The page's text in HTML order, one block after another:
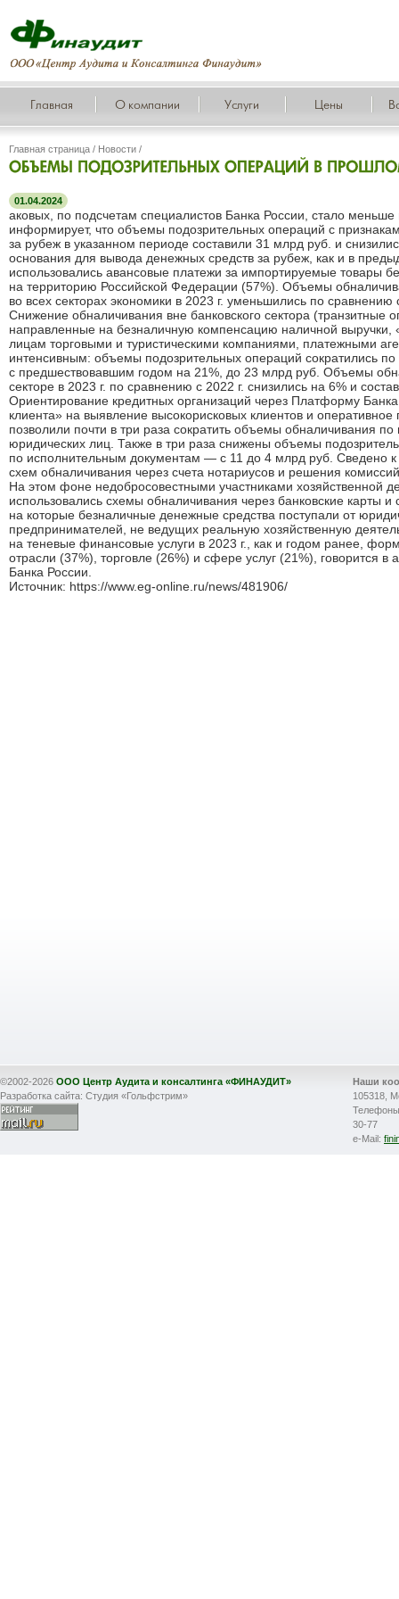
Главная О компании Услуги Цены
Главная страница / Новости /
01.04.2024
аковых, по подсчетам специалистов Банка России, стало меньше
информирует, что объемы подозрительных операций с
за рубеж в указанном периоде составили 31 млрд руб. и
основания для вывода денежных средств за рубеж, как и в
использовались авансовые платежи за импортируемые товары
на территорию Российской Федерации (57%). Объемы
во всех секторах экономики в 2023 г. уменьшились по
Снижение обналичивания вне банковского сектора (транзитные
направленные на безналичную компенсацию наличной выручки,
лицам торговыми и туристическими компаниями, платежными
интенсивным: объемы подозрительных операций сократились
с предшествовавшим годом на 21%, до 23 млрд руб. Объемы
секторе в 2023 г. по сравнению с 2022 г. снизились на 6% и
Ориентирование кредитных организаций через Платформу
клиента» на выявление высокорисковых клиентов и
позволили почти в три раза сократить объемы обналичивания
юридических лиц. Также в три раза снижены объемы
по исполнительным документам — с 11 до 4 млрд руб. Сведено
схем обналичивания через счета нотариусов и решения
На этом фоне недобросовестными участниками хозяйственной
использовались схемы обналичивания через банковские карты и
на которые безналичные денежные средства поступали от
предпринимателей, не ведущих реальную хозяйственную
на теневые финансовые услуги в 2023 г., как и годом ранее,
отрасли (37%), торговле (26%) и сфере услуг (21%), говорится в
Банка России.
Источник: https://www.eg-online.ru/news/481906/
©2002-2026 ООО Центр Аудита и консалтинга «ФИНАУДИТ»
Разработка сайта: Студия «Гольфстрим»
Наши
105318,
30-77
e-Mail: